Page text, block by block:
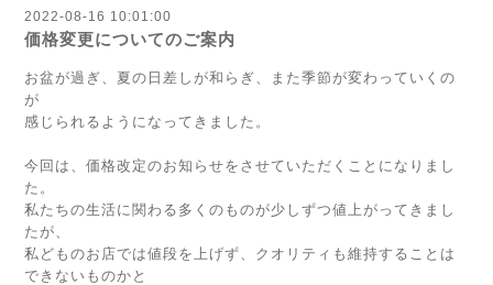
2022-08-16 10:01:00
価格変更についてのご案内
お盆が過ぎ、夏の日差しが和らぎ、また季節が変わっていくの
が
感じられるようになってきました。
今回は、価格改定のお知らせをさせていただくことになりまし
た。
私たちの生活に関わる多くのものが少しずつ値上がってきまし
たが、
私どものお店では値段を上げず、クオリティも維持することは
できないものかと